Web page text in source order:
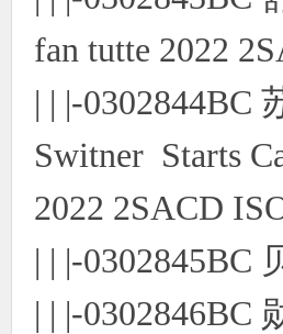
fan tutte 2022
| | |-
Switner Starts
2022 2SACD
| | |-0302845BC
| | |-0302846BC